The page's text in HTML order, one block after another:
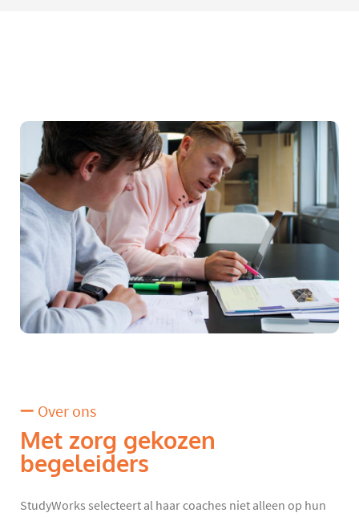
Over ons
Met zorg gekozen
begeleiders
StudyWorks selecteert al haar coaches niet alleen op hun